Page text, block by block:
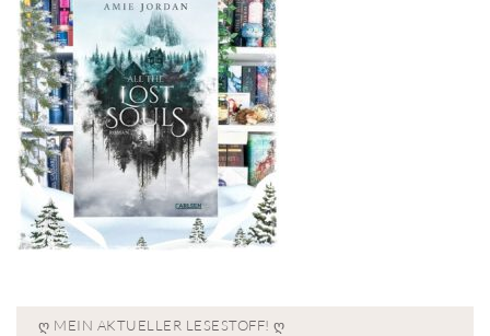
Ღ MEIN AKTUELLER LESESTOFF! Ღ